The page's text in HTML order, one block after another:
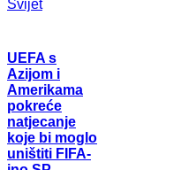
Svijet
UEFA s
Azijom i
Amerikama
pokreće
natjecanje
koje bi moglo
uništiti FIFA-